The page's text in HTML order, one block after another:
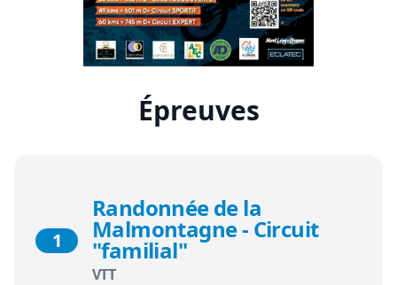
Épreuves
1
Randonnée de la
Malmontagne - Circuit
"familial"
VTT